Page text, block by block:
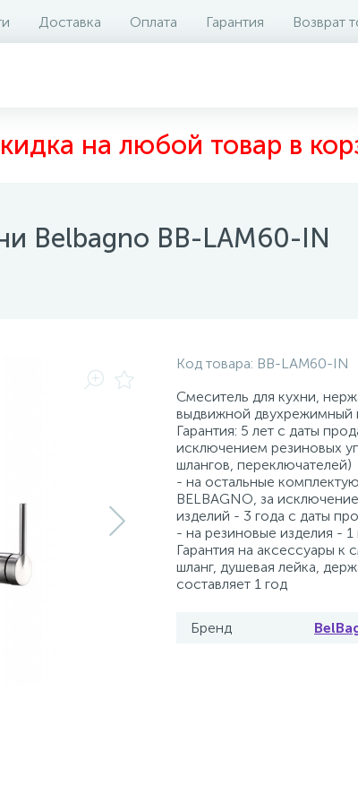
Доставка Оплата Гарантия Возврат
на любой товар в
Belbagno BB-LAM60-IN
на складе Отзывы 0
Код товара: BB-LAM60-IN
Смеситель для кухни,
выдвижной двухрежимный
Гарантия: 5 лет с даты
исключением резиновых
шлангов, переключателей)
- на остальные
BELBAGNO, за
изделий - 3 года с даты
- на резиновые изделия -
Гарантия на аксессуары к
шланг, душевая лейка,
составляет 1 год
Бренд